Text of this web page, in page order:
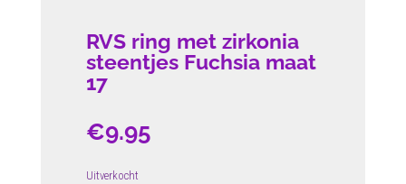
RVS ring met zirkonia
steentjes Fuchsia maat
17
€9.95
Uitverkocht